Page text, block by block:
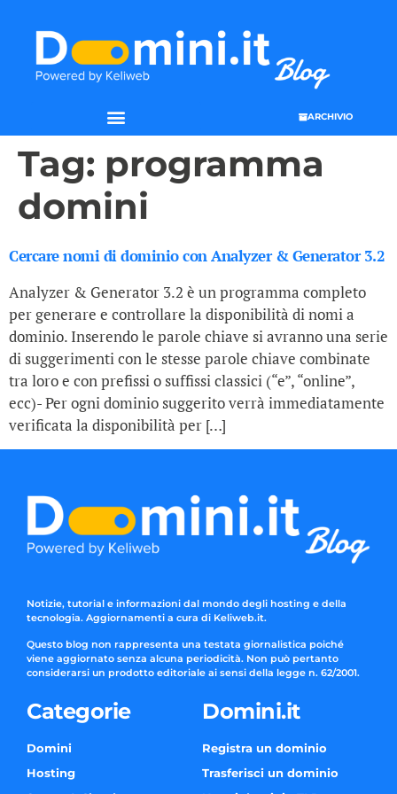
ARCHIVIO
Tag: programma
domini
Cercare nomi di dominio con Analyzer & Generator 3.2
Analyzer & Generator 3.2 è un programma completo
per generare e controllare la disponibilità di nomi a
dominio. Inserendo le parole chiave si avranno una serie
di suggerimenti con le stesse parole chiave combinate
tra loro e con prefissi o suffissi classici (“e”, “online”,
ecc)- Per ogni dominio suggerito verrà immediatamente
verificata la disponibilità per […]
Notizie, tutorial e informazioni dal mondo degli hosting e della
tecnologia. Aggiornamenti a cura di Keliweb.it.
Questo blog non rappresenta una testata giornalistica poiché
viene aggiornato senza alcuna periodicità. Non può pertanto
considerarsi un prodotto editoriale ai sensi della legge n. 62/2001.
Categorie
Domini
Hosting
Domini.it
Registra un dominio
Trasferisci un dominio